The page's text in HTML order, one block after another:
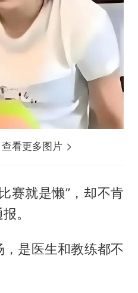
看更多图片
赛就是懒”，却不肯
。
是医生和教练都不